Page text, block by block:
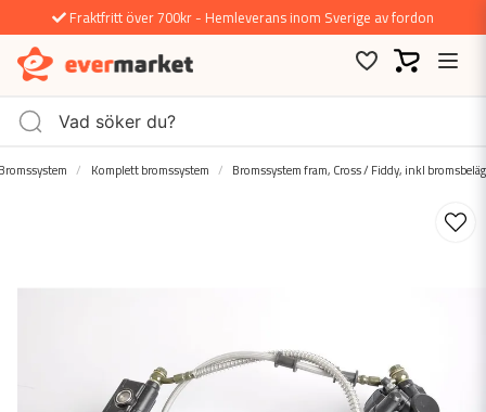
Fraktfritt över 700kr - Hemleverans inom Sverige av fordon
Komplett bromssystem Bromssystem fram, Cross / Fiddy, inkl